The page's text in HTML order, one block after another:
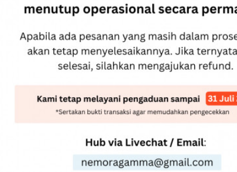
Masukkan nomor invoice dan email yang dipakai saat pemesanan.
No. Invoice
Anda juga dapat membuka link invoice dari e-mail untuk komplain atau konfirmasi pembayaran.